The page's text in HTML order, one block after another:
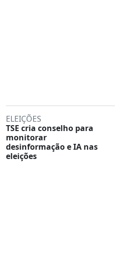
ELEIÇÕES
TSE cria conselho para
monitorar
desinformação e IA nas
eleições